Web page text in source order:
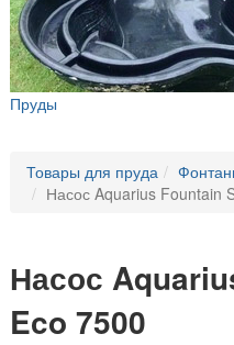
Пруды
Товары для пруда
Насос Aquarius Fountain
Насос
Eco 7500